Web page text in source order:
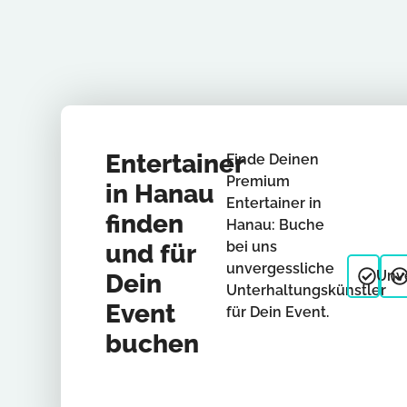
Entertainer
in Hanau
finden
und für
Dein
Event
buchen
Finde Deinen
Premium
Entertainer in
Hanau: Buche
bei uns
unvergessliche
Unterhaltungskünstler
für Dein Event.